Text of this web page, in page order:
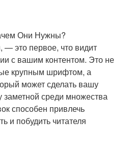
Они Нужны?
— это первое, что видит
с вашим контентом. Это не
крупным шрифтом, а
может сделать вашу
заметной среди множества
способен привлечь
и побудить читателя